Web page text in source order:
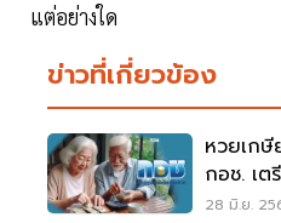
แต่อย่างใด
ข่าวที่เกี่ยวข้อง
หวยเก
กอช. เต
28 มิ.ย.